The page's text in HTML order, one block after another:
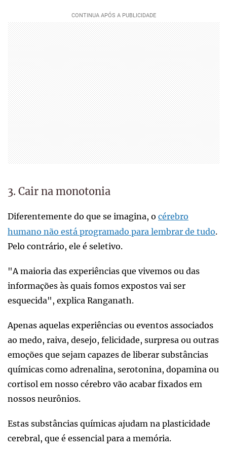
3. Cair na monotonia
Diferentemente do que se imagina, o cérebro
humano não está programado para lembrar de tudo.
Pelo contrário, ele é seletivo.
"A maioria das experiências que vivemos ou das
informações às quais fomos expostos vai ser
esquecida", explica Ranganath.
Apenas aquelas experiências ou eventos associados
ao medo, raiva, desejo, felicidade, surpresa ou outras
emoções que sejam capazes de liberar substâncias
químicas como adrenalina, serotonina, dopamina ou
cortisol em nosso cérebro vão acabar fixados em
nossos neurônios.
Estas substâncias químicas ajudam na plasticidade
cerebral, que é essencial para a memória.